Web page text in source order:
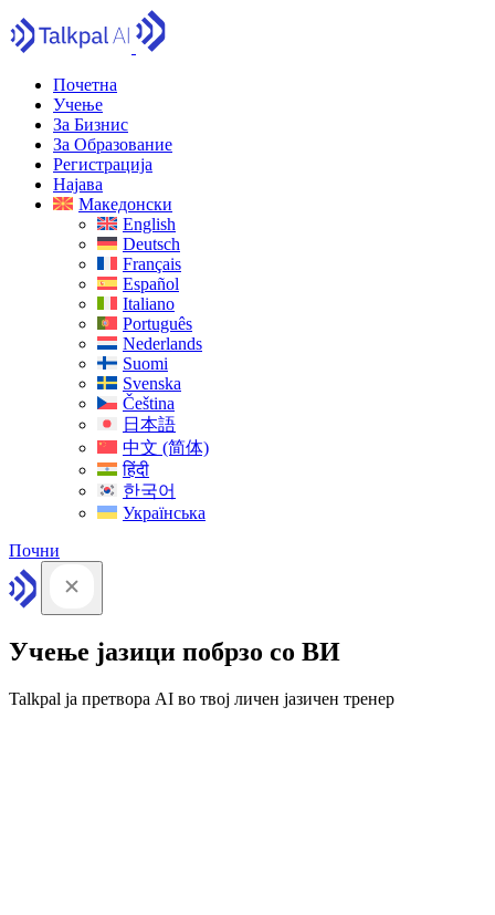
Почетна
Учење
За Бизнис
За Образование
Регистрација
Најава
Македонски
English
Deutsch
Français
Español
Italiano
Português
Nederlands
Suomi
Svenska
Čeština
日本語
中文 (简体)
हिंदी
한국어
Українська
Почни
Учење јазици побрзо со ВИ
Talkpal ја претвора AI во твој личен јазичен тренер